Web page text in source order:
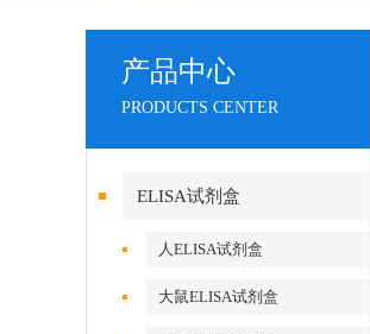
产品中心
PRODUCTS CENTER
ELISA试剂盒
人ELISA试剂盒
大鼠ELISA试剂盒